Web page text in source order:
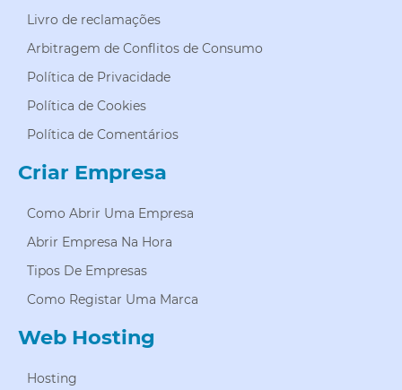
Livro de reclamações
Arbitragem de Conflitos de Consumo
Política de Privacidade
Política de Cookies
Política de Comentários
Criar Empresa
Como Abrir Uma Empresa
Abrir Empresa Na Hora
Tipos De Empresas
Como Registar Uma Marca
Web Hosting
Hosting